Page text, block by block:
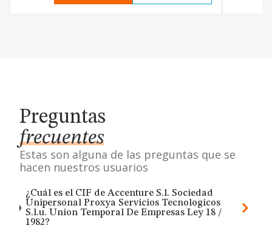
Preguntas
frecuentes
Estas son alguna de las preguntas que se
hacen nuestros usuarios
¿Cuál es el CIF de Accenture S.l. Sociedad
Unipersonal Proxya Servicios Tecnologicos
S.l.u. Union Temporal De Empresas Ley 18 /
1982?